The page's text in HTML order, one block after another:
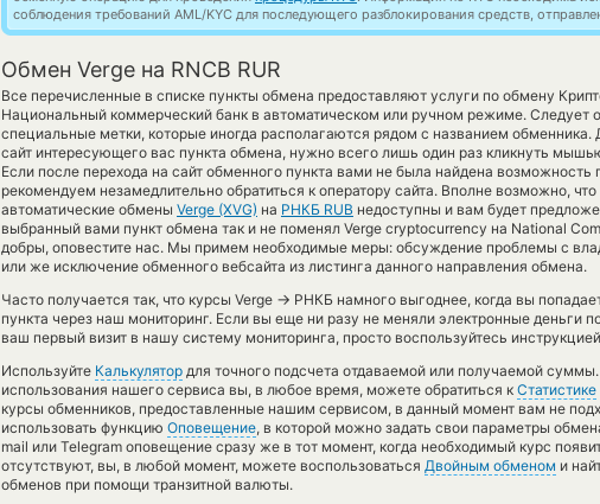
соблюдения требований AML/KYC для последующего разблокирования средств,
Обмен Verge на RNCB RUR
Все перечисленные в списке пункты обмена предоставляют услуги по обмену
Национальный коммерческий банк в автоматическом или ручном режиме. Следует
специальные метки, которые иногда располагаются рядом с названием обменника.
сайт интересующего вас пункта обмена, нужно всего лишь один раз кликнуть
Если после перехода на сайт обменного пункта вами не была найдена возможность
рекомендуем незамедлительно обратиться к оператору сайта. Вполне возможно,
автоматические обмены Verge (XVG) на РНКБ RUB недоступны и вам будет
выбранный вами пункт обмена так и не поменял Verge cryptocurrency на National
добры, оповестите нас. Мы примем необходимые меры: обсуждение проблемы с
или же исключение обменного вебсайта из листинга данного направления обмена.
Часто получается так, что курсы Verge → РНКБ намного выгоднее, когда вы
пункта через наш мониторинг. Если вы еще ни разу не меняли электронные деньги
ваш первый визит в нашу систему мониторинга, просто воспользуйтесь инструкцией
Используйте Калькулятор для точного подсчета отдаваемой или получаемой
использования нашего сервиса вы, в любое время, можете обратиться к Статистике
курсы обменников, предоставленные нашим сервисом, в данный момент вам не
использовать функцию Оповещение, в которой можно задать свои параметры
mail или Telegram оповещение сразу же в тот момент, когда необходимый курс
отсутствуют, вы, в любой момент, можете воспользоваться Двойным обменом и
обменов при помощи транзитной валюты.